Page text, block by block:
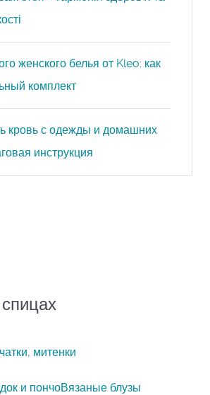
женского белья от Kleo: как
комплект
кровь с одежды и домашних
инструкция
митенки
и пончоВязаные блузы